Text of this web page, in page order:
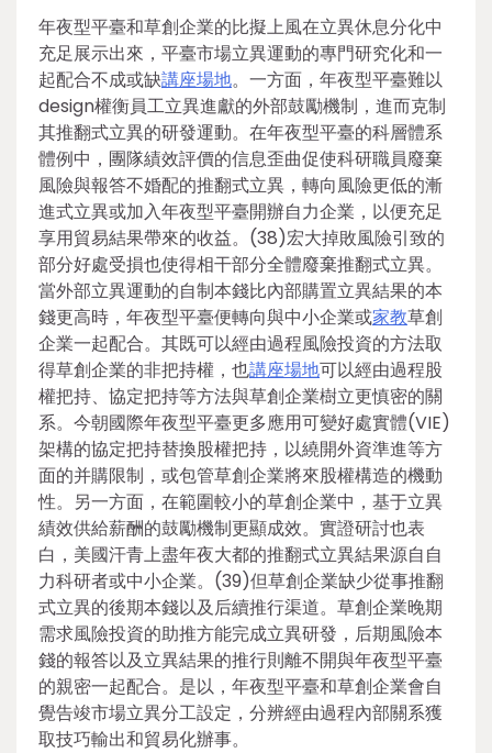
年夜型平臺和草創企業的比擬上風在立異休息分化中
充足展示出來，平臺市場立異運動的專門研究化和一
起配合不成或缺講座場地。一方面，年夜型平臺難以
design權衡員工立異進獻的外部鼓勵機制，進而克制
其推翻式立異的研發運動。在年夜型平臺的科層體系
體例中，團隊績效評價的信息歪曲促使科研職員廢棄
風險與報答不婚配的推翻式立異，轉向風險更低的漸
進式立異或加入年夜型平臺開辦自力企業，以便充足
享用貿易結果帶來的收益。(38)宏大掉敗風險引致的
部分好處受損也使得相干部分全體廢棄推翻式立異。
當外部立異運動的自制本錢比內部購置立異結果的本
錢更高時，年夜型平臺便轉向與中小企業或家教草創
企業一起配合。其既可以經由過程風險投資的方法取
得草創企業的非把持權，也講座場地可以經由過程股
權把持、協定把持等方法與草創企業樹立更慎密的關
系。今朝國際年夜型平臺更多應用可變好處實體(VIE)
架構的協定把持替換股權把持，以繞開外資準進等方
面的并購限制，或包管草創企業將來股權構造的機動
性。另一方面，在範圍較小的草創企業中，基于立異
績效供給薪酬的鼓勵機制更顯成效。實證研討也表
白，美國汗青上盡年夜大都的推翻式立異結果源自自
力科研者或中小企業。(39)但草創企業缺少從事推翻
式立異的後期本錢以及后續推行渠道。草創企業晚期
需求風險投資的助推方能完成立異研發，后期風險本
錢的報答以及立異結果的推行則離不開與年夜型平臺
的親密一起配合。是以，年夜型平臺和草創企業會自
覺告竣市場立異分工設定，分辨經由過程內部關系獲
取技巧輸出和貿易化辦事。